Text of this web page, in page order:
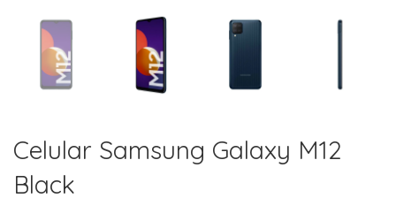
Celular Samsung Galaxy M12
Black